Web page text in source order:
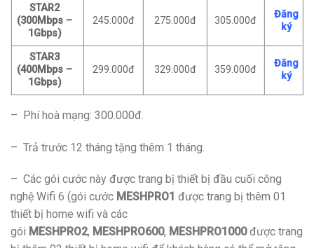
STAR2
(300Mbps –
1Gbps)
245.000đ 275.000đ 305.000đ
Đăng
ký
STAR3
(400Mbps –
1Gbps)
299.000đ 329.000đ 359.000đ
Đăng
ký
– Phí hoà mạng: 300.000đ.
– Trả trước 12 tháng tặng thêm 1 tháng.
– Các gói cước này được trang bị thiết bị đầu cuối công
nghệ Wifi 6 (gói cước MESHPRO1 được trang bị thêm 01
thiết bị home wifi và các
gói MESHPRO2, MESHPRO600, MESHPRO1000được trang